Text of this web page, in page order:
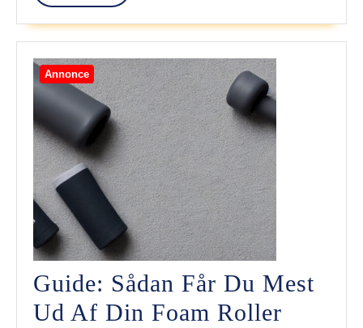
Annonce
Guide: Sådan Får Du Mest
Ud Af Din Foam Roller